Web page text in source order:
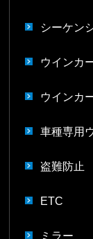
シーケン
ウインカ
ウインカ
車種専用
盗難防止
ETC
ミラー